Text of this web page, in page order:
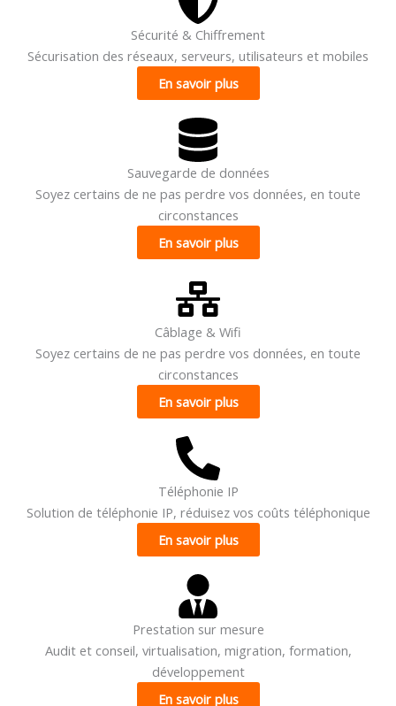
Sécurité & Chiffrement
Sécurisation des réseaux, serveurs, utilisateurs et mobiles
En savoir plus
Sauvegarde de données
Soyez certains de ne pas perdre vos données, en toute
circonstances
En savoir plus
Câblage & Wifi
Soyez certains de ne pas perdre vos données, en toute
circonstances
En savoir plus
Téléphonie IP
Solution de téléphonie IP, réduisez vos coûts téléphonique
En savoir plus
Prestation sur mesure
Audit et conseil, virtualisation, migration, formation,
développement
En savoir plus